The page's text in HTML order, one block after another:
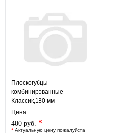
Плоскогубцы
комбинированные
Классик,180 мм
Цена:
400 руб. *
* Актуальную цену пожалуйста